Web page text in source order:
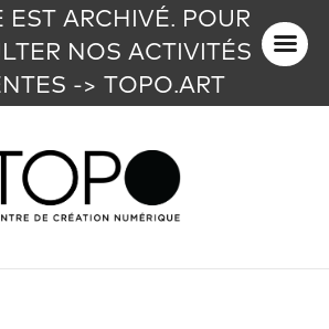
EST ARCHIVÉ. POUR
NOS ACTIVITÉS
-> TOPO.ART